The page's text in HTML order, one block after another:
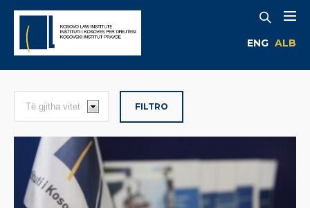
ENG ALB
FILTRO